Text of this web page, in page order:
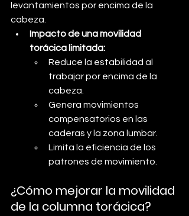
levantamientos por encima de la
cabeza.
Impacto de una movilidad
torácica limitada:
Reduce la estabilidad al
trabajar por encima de la
cabeza.
Genera movimientos
compensatorios en las
caderas y la zona lumbar.
Limita la eficiencia de los
patrones de movimiento.
¿Cómo mejorar la movilidad
de la columna torácica?